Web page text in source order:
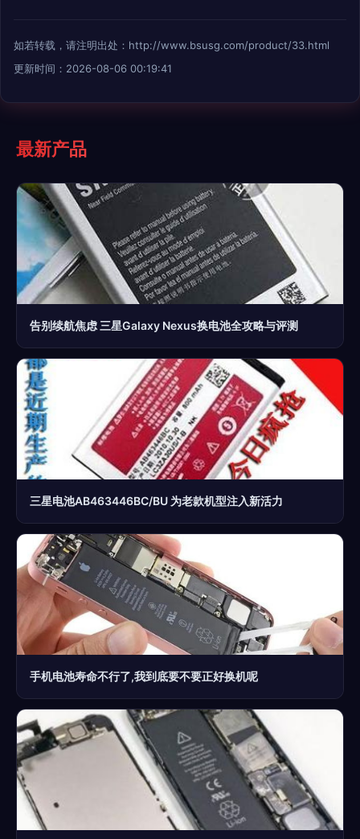
如若转载，请注明出处：http://www.bsusg.com/product/33.html
更新时间：2026-08-06 00:19:41
最新产品
告别续航焦虑 三星Galaxy Nexus换电池全攻略与评测
三星电池AB463446BC/BU 为老款机型注入新活力
手机电池寿命不行了,我到底要不要正好换机呢